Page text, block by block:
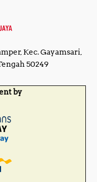
Kec. Gayamsari,
50249
by